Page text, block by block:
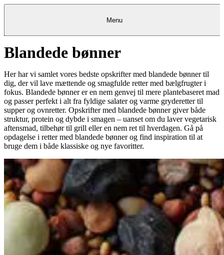
Kantine KantineKantine
Frokostordning Frokostordning
MadkurserMadkurser&&Teambuilding Teambuilding
& Teambuilding
Opskrifter OpskrifterOpskrifter
Restauranter Restauranter
Bagerier
DetailDetailDetail
ProjekterProjekter& &rådgivningrådgivningProjekter &
rådgivning
EventkalenderEventkalenderEventkalender
Køb gavekort gavekort
KundeserviceKundeserviceKundeservice
Log indMit Meyers
Menu
Blandede bønner
Her har vi samlet vores bedste opskrifter med blandede bønner til
dig, der vil lave mættende og smagfulde retter med bælgfrugter i
fokus. Blandede bønner er en nem genvej til mere plantebaseret mad
og passer perfekt i alt fra fyldige salater og varme gryderetter til
supper og ovnretter. Opskrifter med blandede bønner giver både
struktur, protein og dybde i smagen – uanset om du laver vegetarisk
aftensmad, tilbehør til grill eller en nem ret til hverdagen. Gå på
opdagelse i retter med blandede bønner og find inspiration til at
bruge dem i både klassiske og nye favoritter.